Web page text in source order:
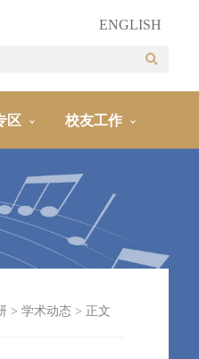
ENGLISH
区 校友工作
>学术动态 > 正文